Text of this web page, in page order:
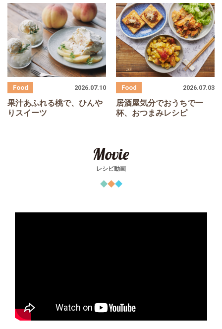
果汁あふれる桃で、ひんや
りスイーツ
2026.07.10
居酒屋気分でおうちで一
杯、おつまみレシピ
2026.07.03
Movie
レシピ動画